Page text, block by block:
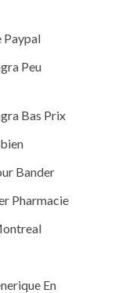
Paypal
Peu
Bas Prix
Bander
Pharmacie
En